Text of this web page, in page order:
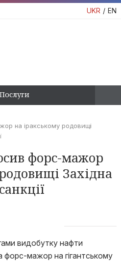
UKR EN
Послуги
на іракському родовищі
форс-мажор
Західна
видобутку нафти
форс-мажор на гігантському